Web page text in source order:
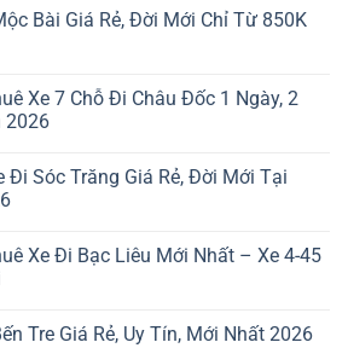
Bài Giá Rẻ, Đời Mới Chỉ Từ 850K
Xe 7 Chỗ Đi Châu Đốc 1 Ngày, 2
2026
Đi Sóc Trăng Giá Rẻ, Đời Mới Tại
Xe Đi Bạc Liêu Mới Nhất – Xe 4-45
Tre Giá Rẻ, Uy Tín, Mới Nhất 2026